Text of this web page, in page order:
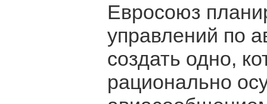
Евросоюз
управлений по
создать одно,
рационально